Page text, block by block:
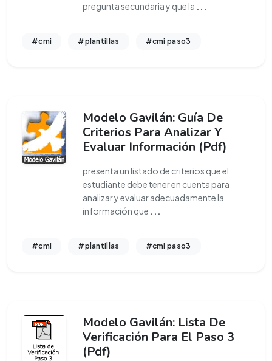
pregunta secundaria y que la ...
#cmi #plantillas #cmi paso3
Modelo Gavilán: Guía De
Criterios Para Analizar Y
Evaluar Información (Pdf)
presenta un listado de criterios que el
estudiante debe tener en cuenta para
analizar y evaluar adecuadamente la
información que ...
#cmi #plantillas #cmi paso3
Modelo Gavilán: Lista De
Verificación Para El Paso 3
(Pdf)